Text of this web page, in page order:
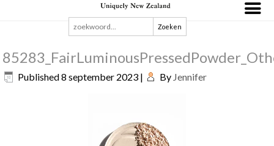
Zoeken
naar:
Published8 september 2023 | By Jennifer